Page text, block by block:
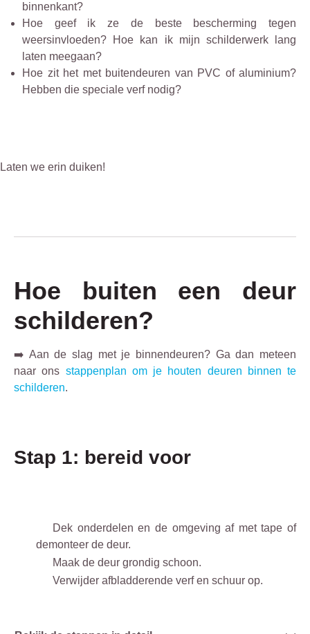
binnenkant?
Hoe geef ik ze de beste bescherming tegen
weersinvloeden? Hoe kan ik mijn schilderwerk lang
laten meegaan?
Hoe zit het met buitendeuren van PVC of aluminium?
Hebben die speciale verf nodig?
Laten we erin duiken!
Hoe buiten een deur
schilderen?
➡️ Aan de slag met je binnendeuren? Ga dan meteen
naar ons stappenplan om je houten deuren binnen te
schilderen.
Stap 1: bereid voor
Dek onderdelen en de omgeving af met tape of
demonteer de deur.
Maak de deur grondig schoon.
Verwijder afbladderende verf en schuur op.